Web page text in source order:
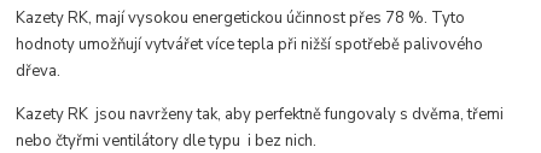
Kazety RK, mají vysokou energetickou účinnost přes 78 %. Tyto
hodnoty umožňují vytvářet více tepla při nižší spotřebě palivového
dřeva.
Kazety RK jsou navrženy tak, aby perfektně fungovaly s dvěma, třemi
nebo čtyřmi ventilátory dle typu i bez nich.